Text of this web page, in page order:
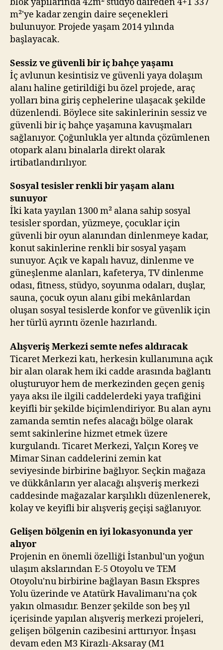
m²'ye kadar zengin daire seçenekleri
bulunuyor. Projede yaşam 2014 yılında
başlayacak.
Sessiz ve güvenli bir iç bahçe yaşamı
İç avlunun kesintisiz ve güvenli yaya dolaşım
alanı haline getirildiği bu özel projede, araç
yolları bina giriş cephelerine ulaşacak şekilde
düzenlendi. Böylece site sakinlerinin sessiz ve
güvenli bir iç bahçe yaşamına kavuşmaları
sağlanıyor. Çoğunlukla yer altında çözümlenen
otopark alanı binalarla direkt olarak
irtibatlandırılıyor.
Sosyal tesisler renkli bir yaşam alanı
sunuyor
İki kata yayılan 1300 m² alana sahip sosyal
tesisler spordan, yüzmeye, çocuklar için
güvenli bir oyun alanından dinlenmeye kadar,
konut sakinlerine renkli bir sosyal yaşam
sunuyor. Açık ve kapalı havuz, dinlenme ve
güneşlenme alanları, kafeterya, TV dinlenme
odası, fitness, stüdyo, soyunma odaları, duşlar,
sauna, çocuk oyun alanı gibi mekânlardan
oluşan sosyal tesislerde konfor ve güvenlik için
her türlü ayrıntı özenle hazırlandı.
Alışveriş Merkezi semte nefes aldıracak
Ticaret Merkezi katı, herkesin kullanımına açık
bir alan olarak hem iki cadde arasında bağlantı
oluşturuyor hem de merkezinden geçen geniş
yaya aksı ile ilgili caddelerdeki yaya trafiğini
keyifli bir şekilde biçimlendiriyor. Bu alan aynı
zamanda semtin nefes alacağı bölge olarak
semt sakinlerine hizmet etmek üzere
kurgulandı. Ticaret Merkezi, Yalçın Koreş ve
Mimar Sinan caddelerini zemin kat
seviyesinde birbirine bağlıyor. Seçkin mağaza
ve dükkânların yer alacağı alışveriş merkezi
caddesinde mağazalar karşılıklı düzenlenerek,
kolay ve keyifli bir alışveriş geçişi sağlanıyor.
Gelişen bölgenin en iyi lokasyonunda yer
alıyor
Projenin en önemli özelliği İstanbul'un yoğun
ulaşım akslarından E-5 Otoyolu ve TEM
Otoyolu'nu birbirine bağlayan Basın Ekspres
Yolu üzerinde ve Atatürk Havalimanı'na çok
yakın olmasıdır. Benzer şekilde son beş yıl
içerisinde yapılan alışveriş merkezi projeleri,
gelişen bölgenin cazibesini arttırıyor. İnşası
devam eden M3 Kirazlı-Aksaray (M1